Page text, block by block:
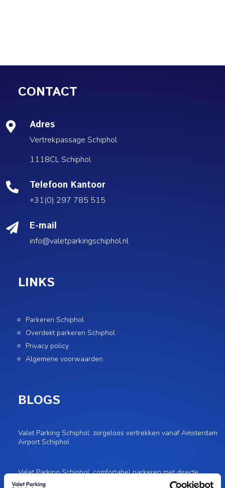
CONTACT
 Adres
Vertrekpassage Schiphol
1118CL Schiphol
 Telefoon Kantoor
+31(0) 297 785 515
 E-mail
info@valetparkingschiphol.nl
LINKS
Parkeren Schiphol
Overdekt parkeren Schiphol
Privacy policy
Algemene voorwaarden
BLOGS
Valet Parking Schiphol: zorgeloos vertrekken vanaf Amsterdam
Airport Schiphol
Valet Parking Schiphol: comfortabel parkeren met directe
toegang tot de terminal